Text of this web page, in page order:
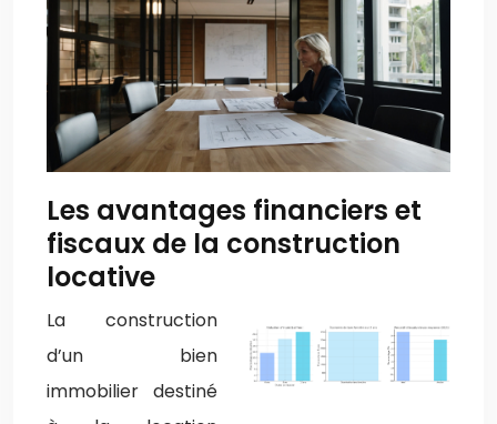
Les avantages financiers et
fiscaux de la construction
locative
La construction
d’un bien
immobilier destiné